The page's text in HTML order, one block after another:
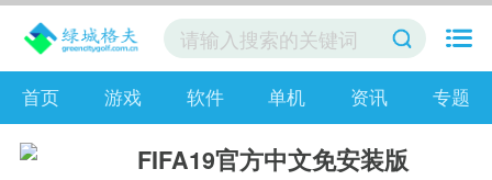
首页 游戏 软件 单机 资讯 专题
FIFA19官方中文免安装版